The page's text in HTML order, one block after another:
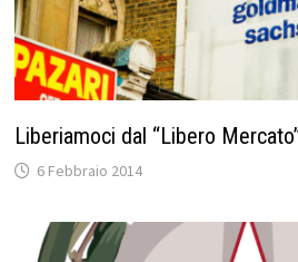
Liberiamoci dal “Libero
6 Febbraio 2014